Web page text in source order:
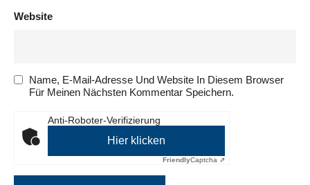
Website
Name, E-Mail-Adresse Und Website In Diesem Browser
Für Meinen Nächsten Kommentar Speichern.
Anti-Roboter-Verifizierung
Hier klicken
FriendlyCaptcha ⇗